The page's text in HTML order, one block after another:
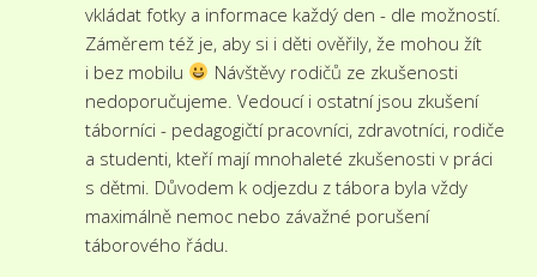
vkládat fotky a informace každý den - dle možností.
Záměrem též je, aby si i děti ověřily, že mohou žít
i bez mobilu
Návštěvy rodičů ze zkušenosti
nedoporučujeme. Vedoucí i ostatní jsou zkušení
táborníci - pedagogičtí pracovníci, zdravotníci, rodiče
a studenti, kteří mají mnohaleté zkušenosti v práci
s dětmi. Důvodem k odjezdu z tábora byla vždy
maximálně nemoc nebo závažné porušení
táborového řádu.